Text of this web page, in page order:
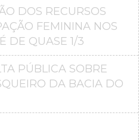
DOS RECURSOS
FEMININA NOS
DE QUASE 1/3
PÚBLICA SOBRE
DA BACIA DO